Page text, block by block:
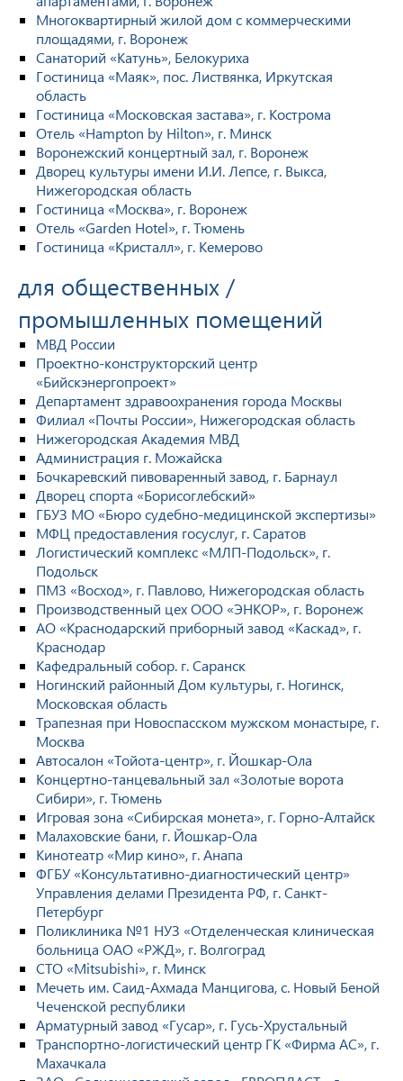
Многоквартирный жилой дом с коммерческими
площадями, г. Воронеж
Санаторий «Катунь», Белокуриха
Гостиница «Маяк», пос. Листвянка, Иркутская
область
Гостиница «Московская застава», г. Кострома
Отель «Hampton by Hilton», г. Минск
Воронежский концертный зал, г. Воронеж
Дворец культуры имени И.И. Лепсе, г. Выкса,
Нижегородская область
Гостиница «Москва», г. Воронеж
Отель «Garden Hotel», г. Тюмень
Гостиница «Кристалл», г. Кемерово
для общественных /
промышленных помещений
МВД России
Проектно-конструкторский центр
«Бийскэнергопроект»
Департамент здравоохранения города Москвы
Филиал «Почты России», Нижегородская область
Нижегородская Академия МВД
Администрация г. Можайска
Бочкаревский пивоваренный завод, г. Барнаул
Дворец спорта «Борисоглебский»
ГБУЗ МО «Бюро судебно-медицинской экспертизы»
МФЦ предоставления госуслуг, г. Саратов
Логистический комплекс «МЛП-Подольск», г.
Подольск
ПМЗ «Восход», г. Павлово, Нижегородская область
Производственный цех ООО «ЭНКОР», г. Воронеж
АО «Краснодарский приборный завод «Каскад», г.
Краснодар
Кафедральный собор. г. Саранск
Ногинский районный Дом культуры, г. Ногинск,
Московская область
Трапезная при Новоспасском мужском монастыре, г.
Москва
Автосалон «Тойота-центр», г. Йошкар-Ола
Концертно-танцевальный зал «Золотые ворота
Сибири», г. Тюмень
Игровая зона «Сибирская монета», г. Горно-Алтайск
Малаховские бани, г. Йошкар-Ола
Кинотеатр «Мир кино», г. Анапа
ФГБУ «Консультативно-диагностический центр»
Управления делами Президента РФ, г. Санкт-
Петербург
Поликлиника №1 НУЗ «Отделенческая клиническая
больница ОАО «РЖД», г. Волгоград
СТО «Mitsubishi», г. Минск
Мечеть им. Саид-Ахмада Манцигова, с. Новый Беной
Чеченской республики
Арматурный завод «Гусар», г. Гусь-Хрустальный
Транспортно-логистический центр ГК «Фирма АС», г.
Махачкала